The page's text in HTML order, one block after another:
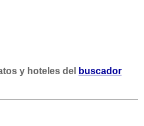
y hoteles del
buscador